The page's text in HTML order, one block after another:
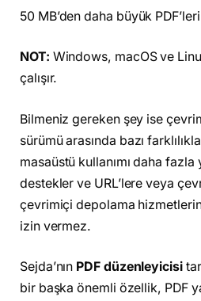
50 MB’den daha büyük
NOT: Windows, macOS ve
çalışır.
Bilmeniz gereken şey ise
sürümü arasında bazı
masaüstü kullanımı daha fazla
destekler ve URL’lere veya
çevrimiçi depolama
izin vermez.
Sejda’nın PDF düzenleyicisi
bir başka önemli özellik, PDF